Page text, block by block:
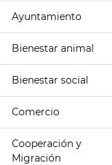
Ayuntamiento
Bienestar animal
Bienestar social
Comercio
Cooperación y
Migración